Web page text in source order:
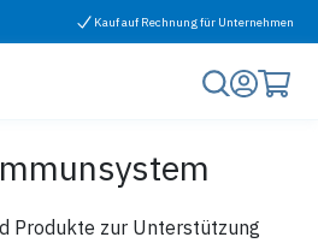
Kauf auf Rechnung für Unternehmen
Produkte zur Unterstützung